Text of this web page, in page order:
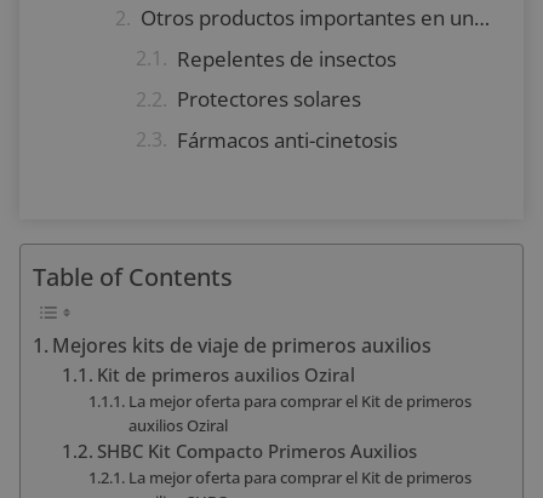
Otros productos importantes en un kit de primeros auxilios de viaje
Repelentes de insectos
Protectores solares
Fármacos anti-cinetosis
Table of Contents
Mejores kits de viaje de primeros auxilios
Kit de primeros auxilios Oziral
La mejor oferta para comprar el Kit de primeros
auxilios Oziral
SHBC Kit Compacto Primeros Auxilios
La mejor oferta para comprar el Kit de primeros